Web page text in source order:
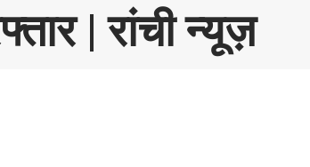
| रांची न्यूज़